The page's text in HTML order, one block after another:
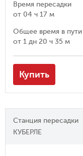
Время пересадки
от 04 ч 17 м
Общее время в пути
от 1 дн 20 ч 35 м
Купить
Станция пересадки
КУБЕРЛЕ